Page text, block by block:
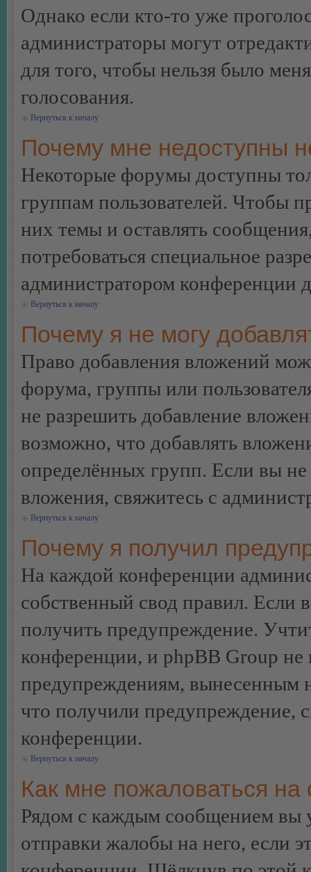
Однако если кто-то уже
администраторы могут
для того, чтобы нельзя было
голосования.
Вернуться к началу
Почему мне недоступны
Некоторые форумы доступны
группам пользователей. Чтобы
них темы и оставлять
потребоваться специальное
администратором конференции
Вернуться к началу
Почему я не могу
Право добавления вложений
форума, группы или
не разрешить добавление
возможно, что добавлять
определённых групп. Если вы не
вложения, свяжитесь с
Вернуться к началу
Почему я получил
На каждой конференции
собственный свод правил.
получить предупреждение.
конференции, и phpBB Group не
предупреждениям, вынесенным
что получили предупреждение,
конференции.
Вернуться к началу
Как мне пожаловаться
Рядом с каждым сообщением вы
отправки жалобы на него, если